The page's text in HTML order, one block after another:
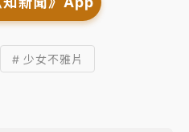
# 少女不雅片